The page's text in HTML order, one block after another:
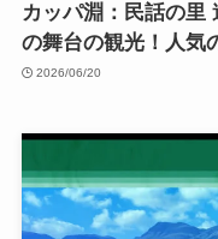
カッパ淵：民話の里
の舞台の観光！人気
2026/06/20